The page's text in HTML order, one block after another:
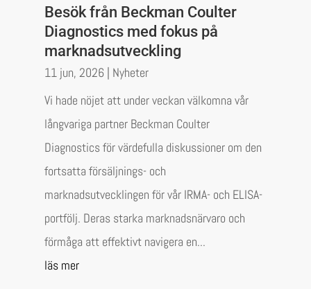
Besök från Beckman Coulter
Diagnostics med fokus på
marknadsutveckling
11 jun, 2026| Nyheter
Vi hade nöjet att under veckan välkomna vår
långvariga partner Beckman Coulter
Diagnostics för värdefulla diskussioner om den
fortsatta försäljnings- och
marknadsutvecklingen för vår IRMA- och ELISA-
portfölj. Deras starka marknadsnärvaro och
förmåga att effektivt navigera en...
läs mer